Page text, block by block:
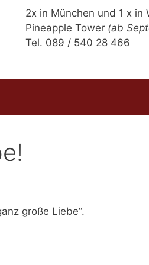
2x in München und 1 x in
Pineapple Tower (ab
Tel. 089 / 540 28 466
große Liebe“.